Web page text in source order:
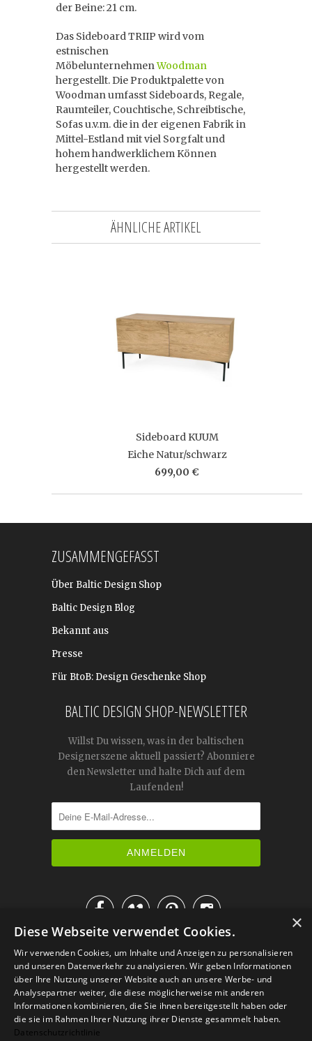
der Beine: 21 cm.
Das Sideboard TRIIP wird vom
estnischen
MöbelunternehmenWoodman
hergestellt. Die Produktpalette von
Woodman umfasst Sideboards, Regale,
Raumteiler, Couchtische, Schreibtische,
Sofas u.v.m. die in der eigenen Fabrik in
Mittel-Estland mit viel Sorgfalt und
hohem handwerklichem Können
hergestellt werden.
ÄHNLICHE ARTIKEL
Sideboard KUUM
Eiche Natur/schwarz
699,00 €
ZUSAMMENGEFASST
Über Baltic Design Shop
Baltic Design Blog
Bekannt aus
Presse
Für BtoB: Design Geschenke Shop
BALTIC DESIGN SHOP-NEWSLETTER
Willst Du wissen, was in der baltischen
Designerszene aktuell passiert? Abonniere
den Newsletter und halte Dich auf dem
Laufenden!

IM KATALOG BLÄTTERN
×
Diese Webseite verwendet Cookies.
Wir verwenden Cookies, um Inhalte und Anzeigen zu personalisieren
und unseren Datenverkehr zu analysieren. Wir geben Informationen
über Ihre Nutzung unserer Website auch an unsere Werbe- und
Analysepartner weiter, die diese möglicherweise mit anderen
Informationen kombinieren, die Sie ihnen bereitgestellt haben oder
die sie im Rahmen Ihrer Nutzung ihrer Dienste gesammelt haben.
Datenschutzrichtlinie